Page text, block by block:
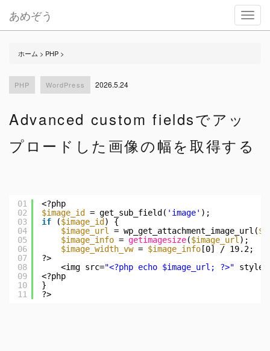
あめぞう
ホーム > PHP >
PHP WordPress 2026.5.24
Advanced custom fieldsでアッ
プロードした画像の幅を取得する
01
02
03
04
05
06
07
08
09
10
11
<?php
$image_id
= get_sub_field( 'image' );
if
($image_id ) {
$image_url
= wp_get_attachment_image_url(
$image_info = getimagesize($image_url );
$image_width_vw = $image_info [0] / 19.2;
?>
<img src="<?php echo $image_url; ?>" style=
<?php
}
?>